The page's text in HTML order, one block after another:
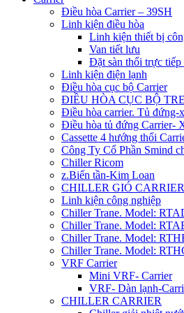
Điều hòa Carrier – 39SH
Linh kiện điều hòa
Linh kiện thiết bị
Van tiết lưu
Đặt sàn thổi trực tiếp
Linh kiện điện lạnh
Điều hòa cục bộ Carrier
ĐIỀU HÒA CỤC BỘ
Điều hòa carrier. Tủ đứng-
Điều hòa tủ đứng Carrier-
Cassette 4 hướng thổi
Công Ty Cổ Phần Smind
Chiller Ricom
z.Biến tần-Kim Loan
CHILLER GIÓ CARRIER
Linh kiện công nghiệp
Chiller Trane. Model:
Chiller Trane. Model:
Chiller Trane. Model:
Chiller Trane. Model:
VRF Carrier
Mini VRF- Carrier
VRF- Dàn lạnh-
CHILLER CARRIER